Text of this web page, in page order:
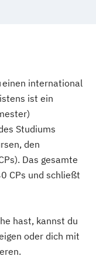
einen international
ist ein
Studiums
den
Das gesamte
CPs und schließt
hast, kannst du
oder dich mit